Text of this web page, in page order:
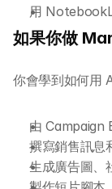
用
如果你做
你會學到如何用
由 Campaign
撰寫銷售訊息
生成廣告圖、